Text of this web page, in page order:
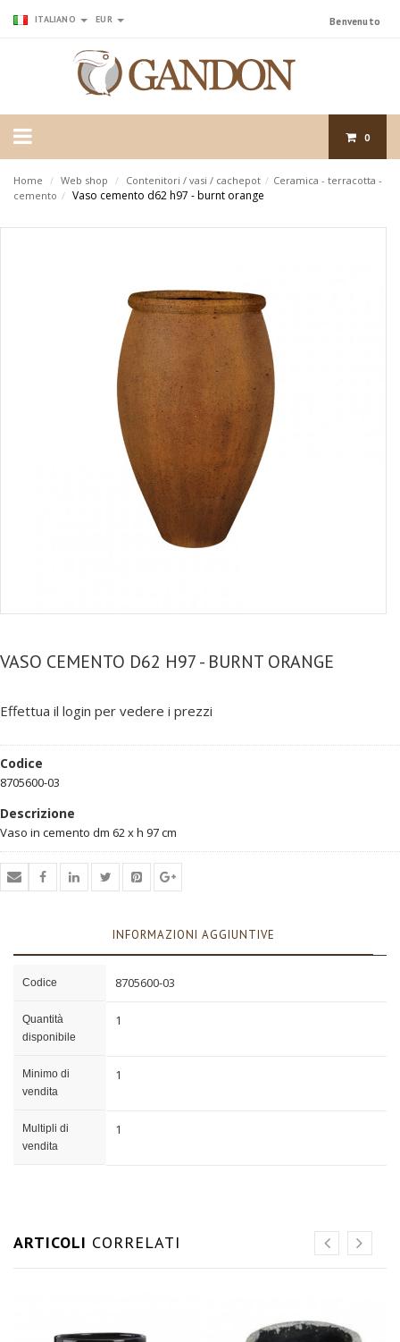
ITALIANO EUR Benvenuto
0
Home / Web shop / Contenitori / vasi / cachepot / Ceramica - terracotta -
cemento / Vaso cemento d62 h97 - burnt orange
VASO CEMENTO D62 H97 - BURNT ORANGE
Effettua il login per vedere i prezzi
Codice
8705600-03
Descrizione
Vaso in cemento dm 62 x h 97 cm
INFORMAZIONI AGGIUNTIVE
Codice 8705600-03
Quantità
disponibile
1
Minimo di
vendita
1
Multipli di
vendita
1
ARTICOLI CORRELATI